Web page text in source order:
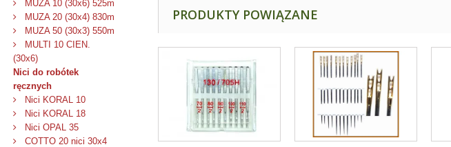
MUZA 10 (30x6) 525m
MUZA 20 (30x4) 830m
MUZA 50 (30x3) 550m
MULTI 10 CIEN.
(30x6)
Nici do robótek
ręcznych
Nici KORAL 10
Nici KORAL 18
Nici OPAL 35
COTTO 20 nici 30x4
PRODUKTY POWIĄZANE